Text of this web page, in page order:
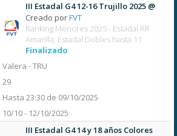
III Estadal G4 12-16 Trujillo 2025 @
Creado porFVT
Ranking Menores 2025 - Estadal RR
Amarilla, Estadal Dobles hasta 11
Finalizado
Valera - TRU
29
Hasta 23:30 de 09/10/2025
10/10 - 12/10/2025
III Estadal G4 14 y 18 años Colores